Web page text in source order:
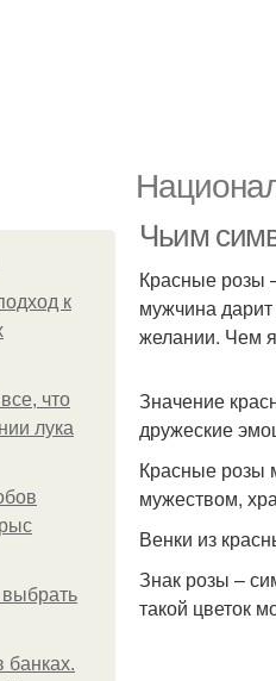
к
что
лука
банках.
Чьим
Красные розы
мужчина
желании. Чем
Значение
дружеские
Красные розы
мужеством,
Венки из
Знак розы –
такой цветок